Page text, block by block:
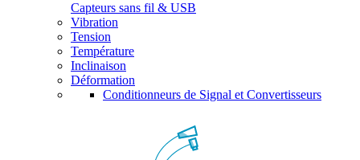
Capteurs sans fil & USB
Vibration
Tension
Température
Inclinaison
Déformation
Conditionneurs de Signal et Convertisseurs